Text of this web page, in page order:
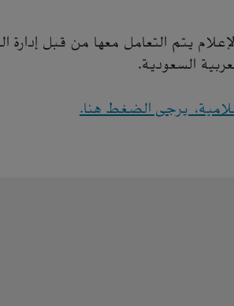
يتم التعامل معها من قبل إدارة
السعودية.
يرجى الضغط هنا.